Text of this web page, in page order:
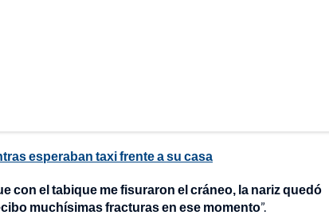
esperaban taxi frente a su casa
con el tabique me fisuraron el cráneo, la nariz quedó
muchísimas fracturas en ese momento”.